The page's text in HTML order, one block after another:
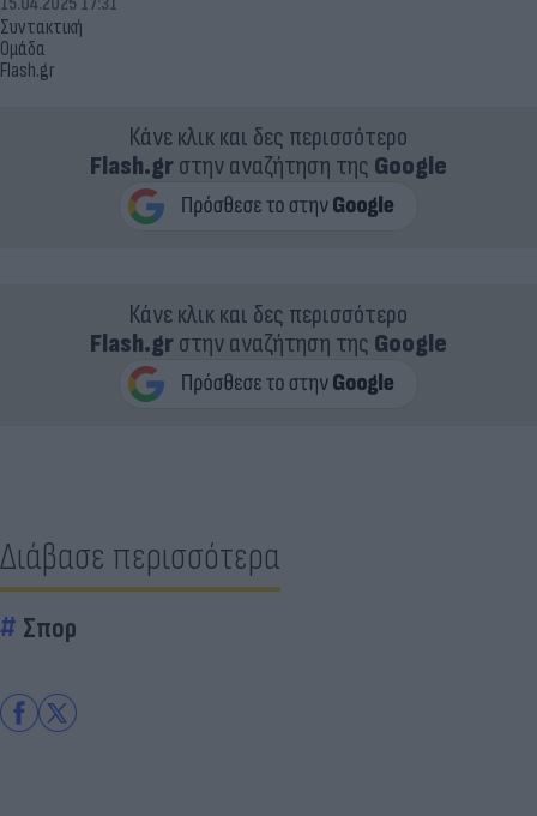
Συντακτική
Ομάδα
Flash.gr
Κάνε κλικ και δες περισσότερο
Flash.grστην αναζήτηση της Google
Κάνε κλικ και δες περισσότερο
Flash.grστην αναζήτηση της Google
Διάβασε περισσότερα
Σπορ